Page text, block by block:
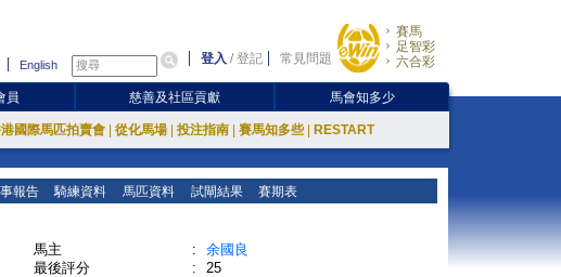
English 登入 /登記 常見問題
賽馬
足智彩
六合彩
員 慈善及社區貢獻 馬會知多少
國際馬匹拍賣會 從化馬場 投注指南 賽馬知多些 RESTART
報告 騎練資料 馬匹資料 試閘結果 賽期表
馬主 :
余國良
最後評分
:
25